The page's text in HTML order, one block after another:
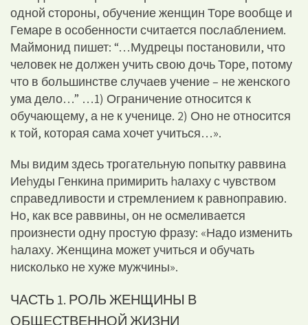
одной стороны, обучение женщин Торе вообще и
Гемаре в особенности считается послаблением.
Маймонид пишет: “…Мудрецы постановили, что
человек не должен учить свою дочь Торе, потому
что в большинстве случаев учение – не женского
ума дело…” …1) Ограничение относится к
обучающему, а не к ученице. 2) Оно не относится
к той, которая сама хочет учиться…».
Мы видим здесь трогательную попытку раввина
Иеhуды Генкина примирить hалаху с чувством
справедливости и стремлением к равноправию.
Но, как все раввины, он не осмеливается
произнести одну простую фразу: «Надо изменить
hалаху. Женщина может учиться и обучать
нисколько не хуже мужчины».
ЧАСТЬ 1. РОЛЬ ЖЕНЩИНЫ В
ОБЩЕСТВЕННОЙ ЖИЗНИ